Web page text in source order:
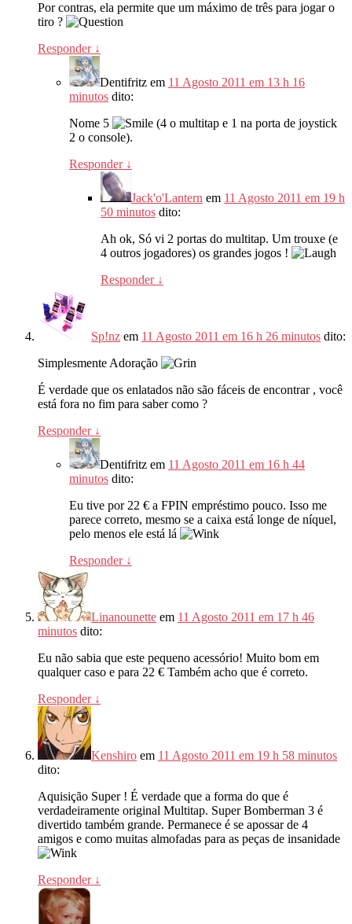
Por contras, ela permite que um máximo de três para jogar o
tiro ?
Responder ↓
Dentifritz em 11 Agosto 2011 em 13 h 16
minutos dito:
Nome 5
(4 o multitap e 1 na porta de joystick
2 o console).
Responder ↓
Jack'o'Lantern em 11 Agosto 2011 em 19 h
50 minutos dito:
Ah ok, Só vi 2 portas do multitap. Um trouxe (e
4 outros jogadores) os grandes jogos !
Responder ↓
Sp!nz em 11 Agosto 2011 em 16 h 26 minutos dito:
Simplesmente Adoração
É verdade que os enlatados não são fáceis de encontrar , você
está fora no fim para saber como ?
Responder ↓
Dentifritz em 11 Agosto 2011 em 16 h 44
minutos dito:
Eu tive por 22 € a FPIN empréstimo pouco. Isso me
parece correto, mesmo se a caixa está longe de níquel,
pelo menos ele está lá
Responder ↓
Linanounette em 11 Agosto 2011 em 17 h 46
minutos dito:
Eu não sabia que este pequeno acessório! Muito bom em
qualquer caso e para 22 € Também acho que é correto.
Responder ↓
Kenshiro em 11 Agosto 2011 em 19 h 58 minutos
dito:
Aquisição Super ! É verdade que a forma do que é
verdadeiramente original Multitap. Super Bomberman 3 é
divertido também grande. Permanece é se apossar de 4
amigos e como muitas almofadas para as peças de insanidade
Responder ↓